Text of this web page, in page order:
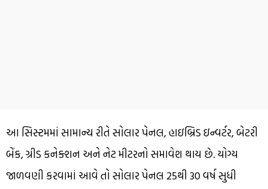
આ સિસ્ટમમાં સામાન્ય રીતે સોલાર પેનલ, હાઇબ્રિડ ઇન્વર્ટર, બેટરી
બેંક, ગ્રીડ કનેક્શન અને નેટ મીટરનો સમાવેશ થાય છે. યોગ્ય
જાળવણી કરવામાં આવે તો સોલાર પેનલ 25થી 30 વર્ષ સુધી